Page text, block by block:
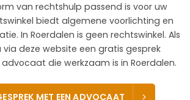
van rechtshulp passend is voor uw
biedt algemene voorlichting en
In Roerdalen is geen rechtswinkel. Als
deze website een gratis gesprek
die werkzaam is in Roerdalen.
MET EEN ADVOCAAT